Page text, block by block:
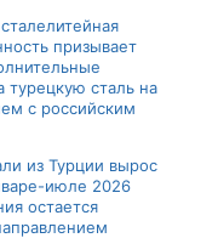
призывает
сталь на
с российским
из Турции вырос
июле 2026
остается